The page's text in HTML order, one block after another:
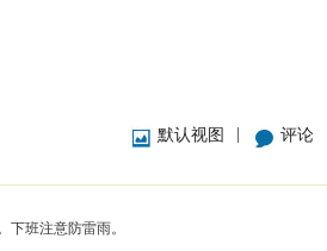
默认视图 评论
班注意防雷雨。